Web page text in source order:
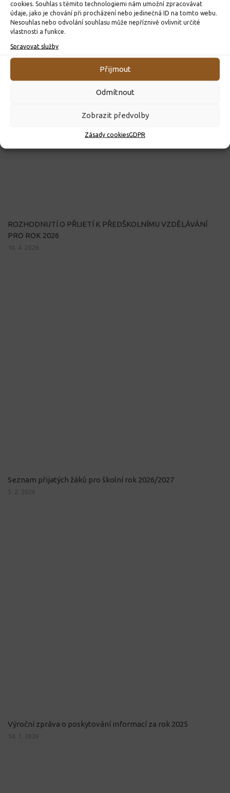
cookies. Souhlas s těmito technologiemi nám umožní zpracovávat
údaje, jako je chování při procházení nebo jedinečná ID na tomto webu.
Nesouhlas nebo odvolání souhlasu může nepříznivě ovlivnit určité
vlastnosti a funkce.
Spravovat služby
Přijmout
Odmítnout
Zobrazit předvolby
Zásady cookiesGDPR
ROZHODNUTÍ O PŘIJETÍ K PŘEDŠKOLNÍMU VZDĚLÁVÁNÍ
PRO ROK 2026
10. 4. 2026
Seznam přijatých žáků pro školní rok 2026/2027
5. 2. 2026
Výroční zpráva o poskytování informací za rok 2025
14. 1. 2026